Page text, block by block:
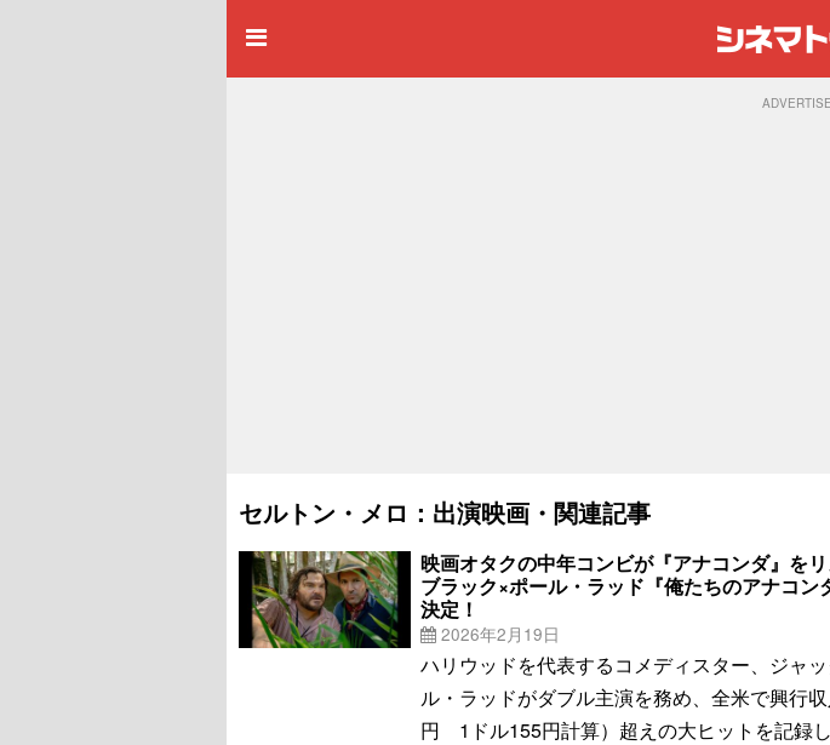
セルトン・メロ：出演映画・関連記事
映画オタクの中年コンビが『アナコンダ』を
ブラック×ポール・ラッド『俺たちのアナコン
決定！
2026年2月19日
ハリウッドを代表するコメディスター、ジャ
ル・ラッドがダブル主演を務め、全米で興行
円 1ドル155円計算）超えの大ヒットを記録